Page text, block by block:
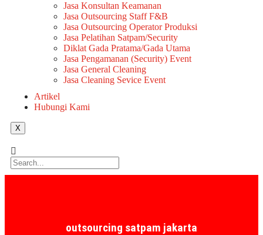
Jasa Konsultan Keamanan
Jasa Outsourcing Staff F&B
Jasa Outsourcing Operator Produksi
Jasa Pelatihan Satpam/Security
Diklat Gada Pratama/Gada Utama
Jasa Pengamanan (Security) Event
Jasa General Cleaning
Jasa Cleaning Sevice Event
Artikel
Hubungi Kami
X
outsourcing satpam jakarta